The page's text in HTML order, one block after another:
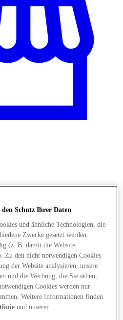
Schutz Ihrer Daten
und ähnliche Technologien, die
Zwecke gesetzt werden.
(z. B. damit die Website
Zu den nicht notwendigen Cookies
der Website analysieren, unsere
und die Werbung, die Sie sehen,
Cookies werden nur
Weitere Informationen finden
und unserer